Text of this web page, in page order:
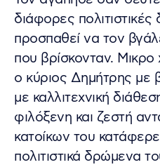
διάφορες
προσπαθεί να τον
που βρίσκονταν.
ο κύριος Δημήτρης με
με καλλιτεχνική
φιλόξενη και ζεστή
κατοίκων του
πολιτιστικά δρώμενα